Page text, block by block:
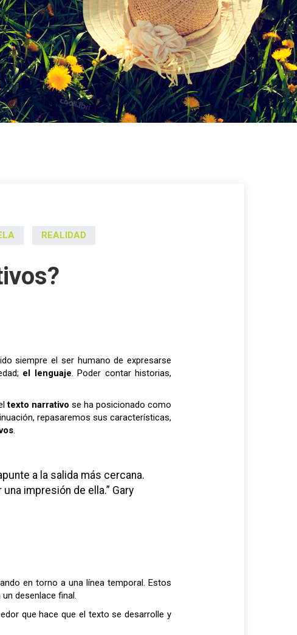
REALIDAD
siempre el ser humano de expresarse
el lenguaje . Poder contar historias,
texto narrativo se ha posicionado como
repasaremos sus características,
impresión de ella.” Gary
en torno a una línea temporal. Estos
desenlace final.
que hace que el texto se desarrolle y